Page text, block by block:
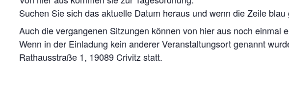
Suchen Sie sich das aktuelle Datum heraus und wenn die Zeile
Auch die vergangenen Sitzungen können von hier aus noch einmal
Wenn in der Einladung kein anderer Veranstaltungsort genannt
Rathausstraße 1, 19089 Crivitz statt.